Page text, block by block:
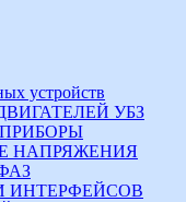
устройств
УБЗ
НАПРЯЖЕНИЯ
ИНТЕРФЕЙСОВ